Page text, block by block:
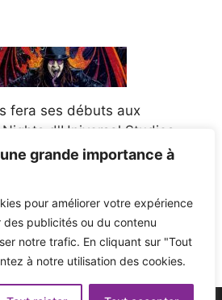
grande importance à
pour améliorer votre expérience
publicités ou du contenu
notre trafic. En cliquant sur "Tout
à notre utilisation des cookies.
fera ses débuts aux
d'Universal Studios
policier de l'Ohio après la